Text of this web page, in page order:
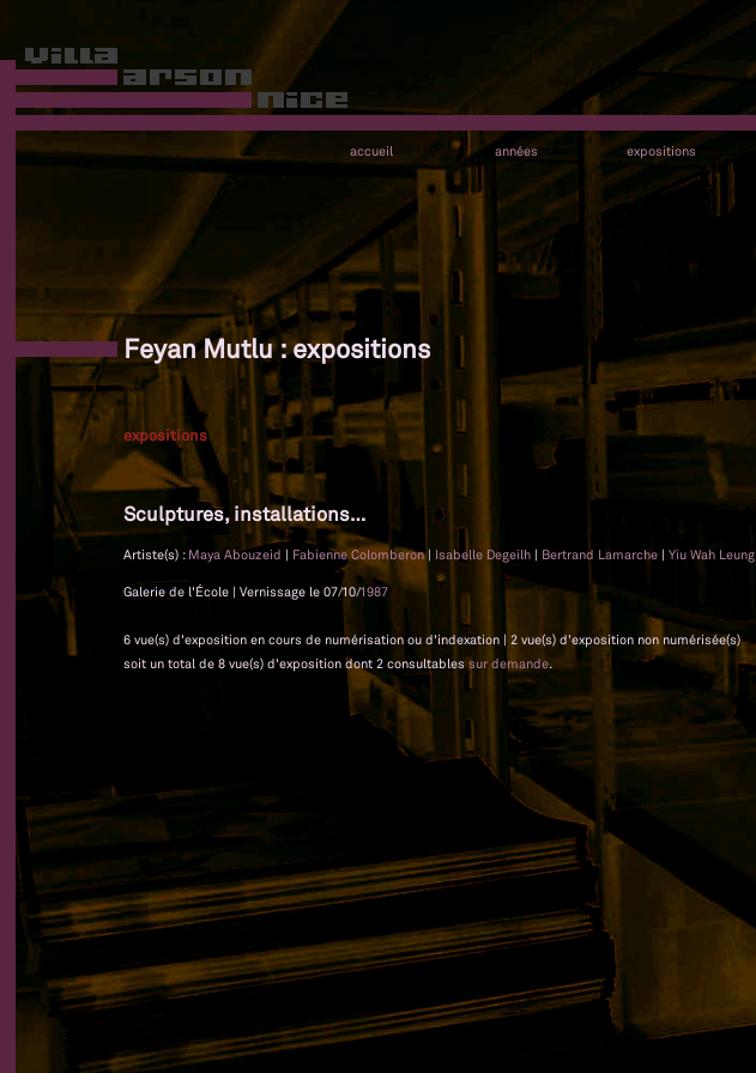
accueil années expositions
Feyan Mutlu : expositions
expositions
Sculptures, installations…
Artiste(s) : Maya Abouzeid | Fabienne Colomberon| Isabelle Degeilh | Bertrand Lamarche | Yiu Wah Leung
Galerie de l'École | Vernissage le 07/10/1987
6 vue(s) d'exposition en cours de numérisation ou d'indexation | 2 vue(s) d'exposition non numérisée(s)
soit un total de 8 vue(s) d'exposition dont 2 consultablessur demande.